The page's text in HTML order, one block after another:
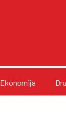
Ekonomija